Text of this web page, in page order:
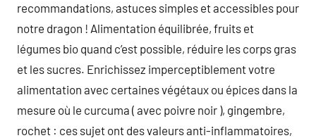
recommandations, astuces simples et accessibles pour
notre dragon ! Alimentation équilibrée, fruits et
légumes bio quand c’est possible, réduire les corps gras
et les sucres. Enrichissez imperceptiblement votre
alimentation avec certaines végétaux ou épices dans la
mesure où le curcuma ( avec poivre noir ), gingembre,
rochet : ces sujet ont des valeurs anti-inflammatoires,